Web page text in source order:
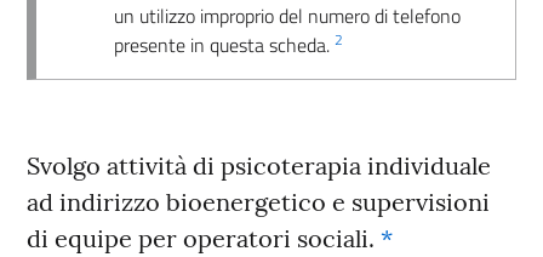
un utilizzo improprio del numero di telefono
presente in questa scheda. 2
Svolgo attività di psicoterapia individuale
ad indirizzo bioenergetico e supervisioni
di equipe per operatori sociali. *